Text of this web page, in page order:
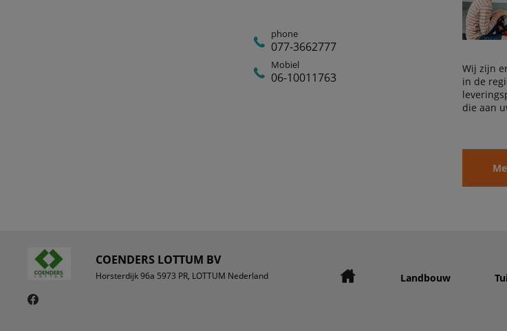
phone
077-3662777
Mobiel
06-10011763
Wij zijn
in de
die aan
COENDERS LOTTUM BV
Horsterdijk 96a 5973 PR, LOTTUM Nederland Landbouw